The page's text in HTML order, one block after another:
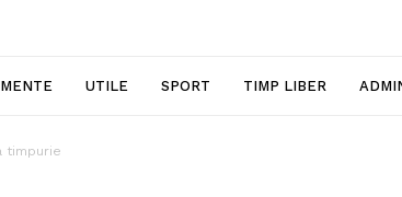
UTILE SPORT TIMP LIBER
timpurie